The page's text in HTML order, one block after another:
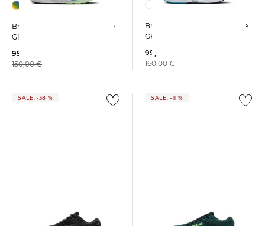
Brooks | Herren Laufschuhe
GHOST 17
99,99 €
150,00 €
Brooks | Herren Laufschuhe
GHOST MAX 3
99,99 €
160,00 €
SALE: -38 % SALE: -11 %